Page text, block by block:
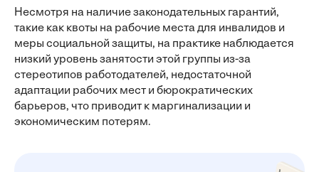
Несмотря на наличие законодательных гарантий,
такие как квоты на рабочие места для инвалидов и
меры социальной защиты, на практике наблюдается
низкий уровень занятости этой группы из-за
стереотипов работодателей, недостаточной
адаптации рабочих мест и бюрократических
барьеров, что приводит к маргинализации и
экономическим потерям.